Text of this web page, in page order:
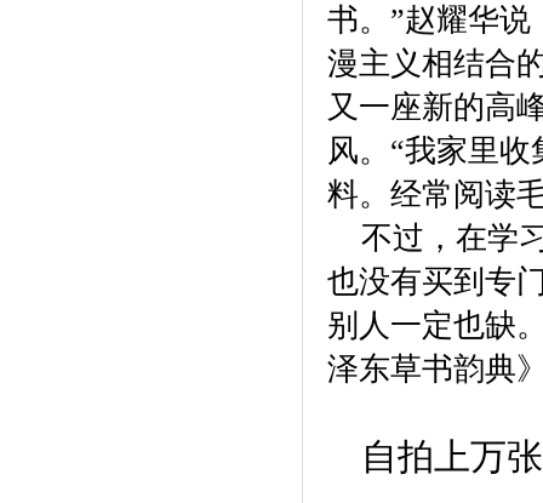
书。”赵耀华
漫主义相结合
又一座新的高
风。“我家里
料。经常阅读
不过，在学
也没有买到专
别人一定也缺
泽东草书韵典
自拍上万